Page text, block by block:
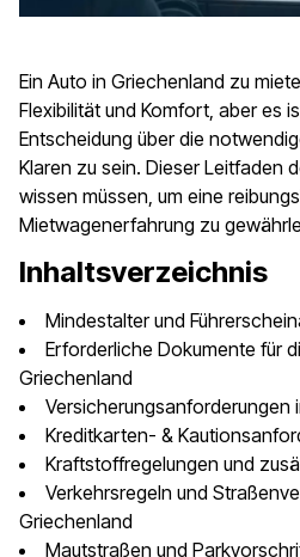
Ein Auto in Griechenland zu
Flexibilität und Komfort, aber es
Entscheidung über die
Klaren zu sein. Dieser Leitfaden
wissen müssen, um eine
Mietwagenerfahrung zu
Inhaltsverzeichnis
Mindestalter und
Erforderliche Dokumente für
Griechenland
Versicherungsanforderungen
Kreditkarten- &
Kraftstoffregelungen und
Verkehrsregeln und
Griechenland
Mautstraßen und